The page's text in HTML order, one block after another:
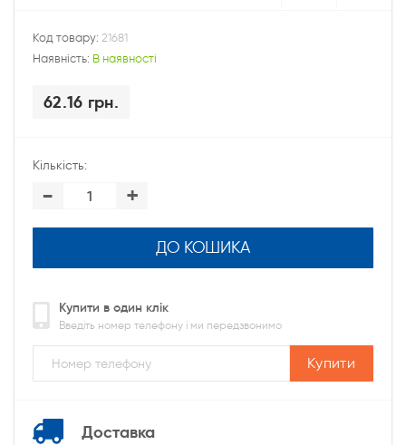
Код товару: 21681
Наявність: В наявності
62.16 грн.
Кількість:
- +
ДО КОШИКА
Купити в один клік
Введіть номер телефону і ми передзвонимо
Купити
Доставка